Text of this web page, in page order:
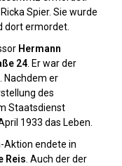
Spier. Sie wurde
dort ermordet.
Hermann
24 . Er war der
Nachdem er
des
Staatsdienst
1933 das Leben.
Aktion endete in
Reis . Auch der der